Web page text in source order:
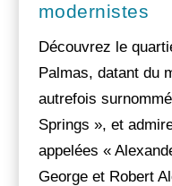
modernistes
Découvrez le
Palmas, datant du
autrefois
Springs », et
appelées «
George et Robert